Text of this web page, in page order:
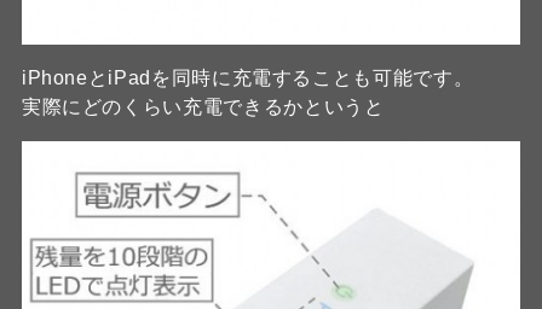
iPhoneとiPadを同時に充電することも可能です。
実際にどのくらい充電できるかというと